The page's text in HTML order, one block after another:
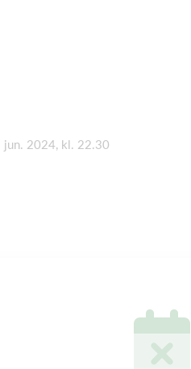
2024, kl. 22.30